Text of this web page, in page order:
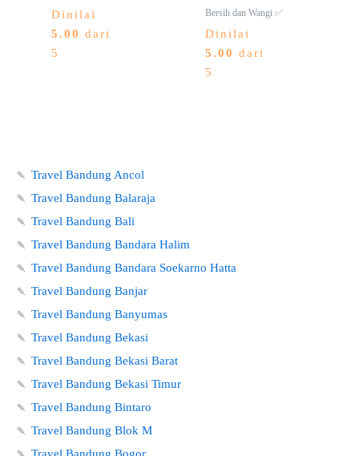
Dinilai
5.00 dari
5
Bersih dan Wangi ✅
Dinilai
5.00 dari
5
🍡 Travel Bandung Ancol
🍡 Travel Bandung Balaraja
🍡 Travel Bandung Bali
🍡 Travel Bandung Bandara Halim
🍡 Travel Bandung Bandara Soekarno Hatta
🍡 Travel Bandung Banjar
🍡 Travel Bandung Banyumas
🍡 Travel Bandung Bekasi
🍡 Travel Bandung Bekasi Barat
🍡 Travel Bandung Bekasi Timur
🍡 Travel Bandung Bintaro
🍡 Travel Bandung Blok M